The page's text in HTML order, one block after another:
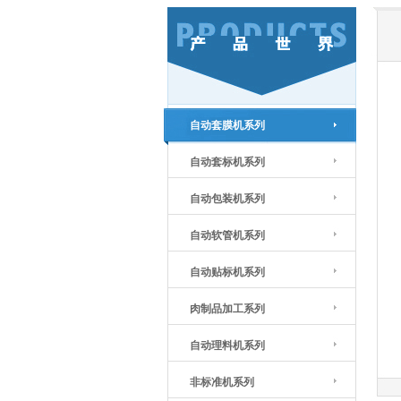
自动套膜机系列
自动套标机系列
自动包装机系列
自动软管机系列
自动贴标机系列
肉制品加工系列
自动理料机系列
非标准机系列